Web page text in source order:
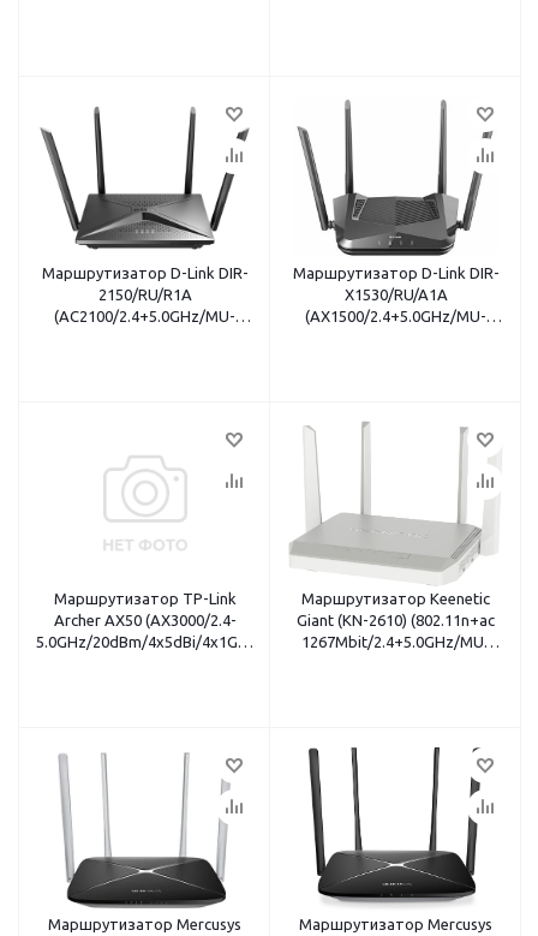
Маршрутизатор D-Link DIR-
2150/RU/R1A
(AC2100/2.4+5.0GHz/MU-
Маршрутизатор D-Link DIR-
X1530/RU/A1A
(AX1500/2.4+5.0GHz/MU-
Маршрутизатор TP-Link
Archer AX50 (AX3000/2.4-
5.0GHz/20dBm/4x5dBi/4x1Gbit
Маршрутизатор Keenetic
Giant (KN-2610) (802.11n+ac
1267Mbit/2.4+5.0GHz/MU-
Маршрутизатор Mercusys
Маршрутизатор Mercusys